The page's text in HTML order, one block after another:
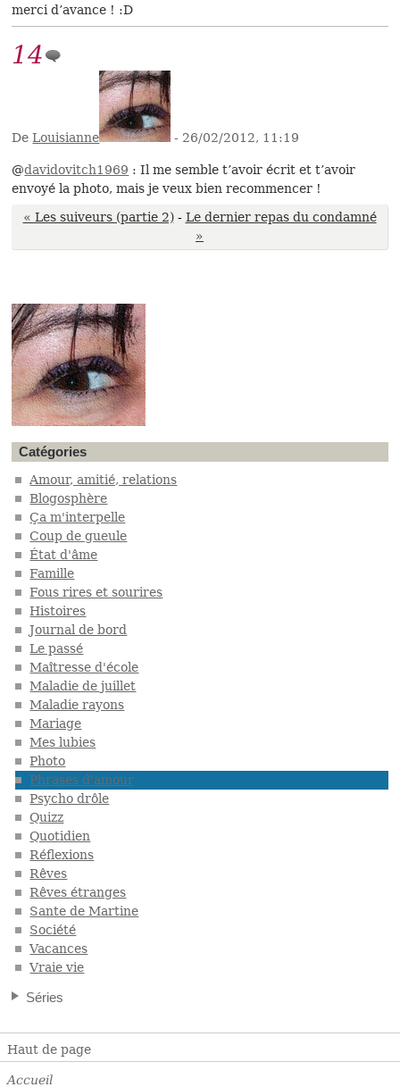
merci d’avance ! :D
14
DeLouisianne - 26/02/2012, 11:19
@davidovitch1969 : Il me semble t’avoir écrit et t’avoir
envoyé la photo, mais je veux bien recommencer !
« Les suiveurs (partie 2) - Le dernier repas du condamné
»
Catégories
Amour, amitié, relations
Blogosphère
Ça m'interpelle
Coup de gueule
État d'âme
Famille
Fous rires et sourires
Histoires
Journal de bord
Le passé
Maîtresse d'école
Maladie de juillet
Maladie rayons
Mariage
Mes lubies
Photo
Phrases d'amour
Psycho drôle
Quizz
Quotidien
Réflexions
Rêves
Rêves étranges
Sante de Martine
Société
Vacances
Vraie vie
Séries
Haut de page
Accueil